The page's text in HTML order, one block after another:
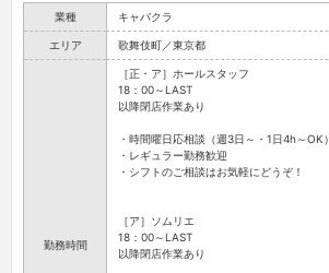
業種 キャバクラ
エリア 歌舞伎町／東京都
勤務時間
［正・ア］ホールスタッフ
18：00～LAST
以降閉店作業あり
・時間曜日応相談（週3日～・1日4h～OK）
・レギュラー勤務歓迎
・シフトのご相談はお気軽にどうぞ！
［ア］ソムリエ
18：00～LAST
以降閉店作業あり